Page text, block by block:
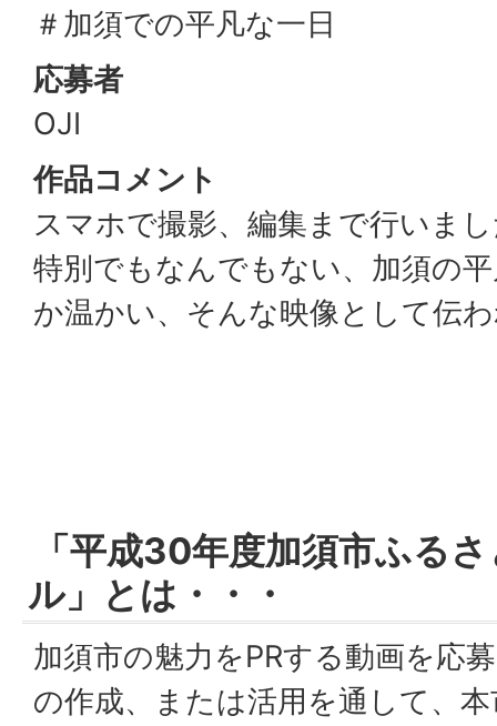
＃加須での平凡な一日
応募者
OJI
作品コメント
スマホで撮影、編集まで行いま
特別でもなんでもない、加須の
か温かい、そんな映像として伝
「平成30年度加須市ふる
ル」とは・・・
加須市の魅力をPRする動画を応
の作成、または活用を通して、